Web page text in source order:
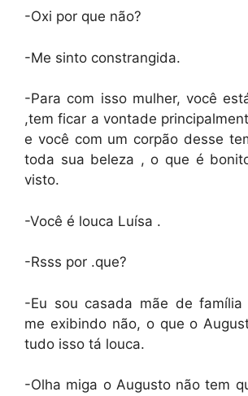
-Oxi por que não?
-Me sinto constrangida.
-Para com isso mulher, você
,tem ficar a vontade
e você com um corpão desse
toda sua beleza , o que é
visto.
-Você é louca Luísa .
-Rsss por .que?
-Eu sou casada mãe de
me exibindo não, o que o
tudo isso tá louca.
-Olha miga o Augusto não tem